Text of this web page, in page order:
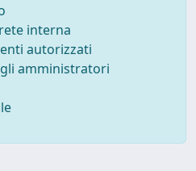
interna
autorizzati
amministratori